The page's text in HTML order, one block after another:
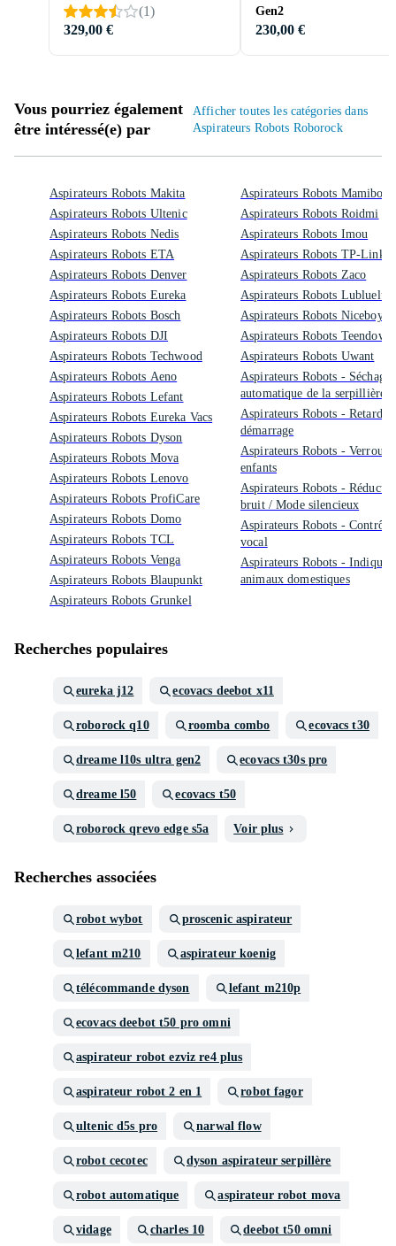
(1)
329,00 €
Gen2
230,00 €
Vous pourriez également
être intéressé(e) par
Afficher toutes les catégories dans
Aspirateurs Robots Roborock
Aspirateurs Robots Makita
Aspirateurs Robots Ultenic
Aspirateurs Robots Nedis
Aspirateurs Robots ETA
Aspirateurs Robots Denver
Aspirateurs Robots Eureka
Aspirateurs Robots Bosch
Aspirateurs Robots DJI
Aspirateurs Robots Techwood
Aspirateurs Robots Aeno
Aspirateurs Robots Lefant
Aspirateurs Robots Eureka Vacs
Aspirateurs Robots Dyson
Aspirateurs Robots Mova
Aspirateurs Robots Lenovo
Aspirateurs Robots ProfiCare
Aspirateurs Robots Domo
Aspirateurs Robots TCL
Aspirateurs Robots Venga
Aspirateurs Robots Blaupunkt
Aspirateurs Robots Grunkel
Aspirateurs Robots Mamibot
Aspirateurs Robots Roidmi
Aspirateurs Robots Imou
Aspirateurs Robots TP-Link
Aspirateurs Robots Zaco
Aspirateurs Robots Lubluelu
Aspirateurs Robots Niceboy
Aspirateurs Robots Teendow
Aspirateurs Robots Uwant
Aspirateurs Robots - Séchage
automatique de la serpillière
Aspirateurs Robots - Retard
démarrage
Aspirateurs Robots -
enfants
Aspirateurs Robots -
bruit / Mode silencieux
Aspirateurs Robots - Contrôle
vocal
Aspirateurs Robots - Indiqué
animaux domestiques
Recherches populaires
eureka j12 ecovacs deebot x11
roborock q10 roomba combo ecovacs t30
dreame l10s ultra gen2 ecovacs t30s pro
dreame l50 ecovacs t50
roborock qrevo edge s5a Voir plus
Recherches associées
robot wybot proscenic aspirateur
lefant m210 aspirateur koenig
télécommande dyson lefant m210p
ecovacs deebot t50 pro omni
aspirateur robot ezviz re4 plus
aspirateur robot 2 en 1 robot fagor
ultenic d5s pro narwal flow
robot cecotec dyson aspirateur serpillère
robot automatique aspirateur robot mova
vidage charles 10 deebot t50 omni